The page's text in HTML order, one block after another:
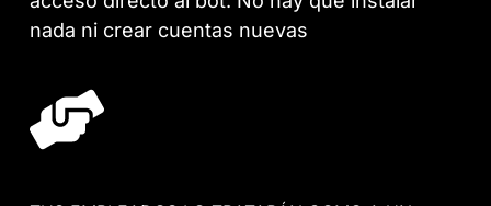
nada ni crear cuentas nuevas